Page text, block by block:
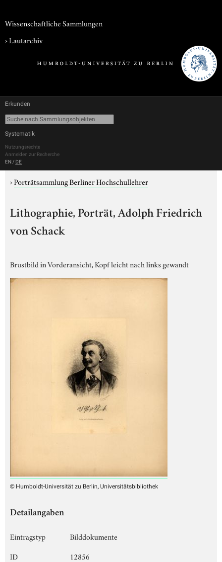
Wissenschaftliche Sammlungen
›Lautarchiv
Erkunden
Systematik
Nutzungsrechte
Anmelden zur Recherche
EN / DE
›Porträtsammlung Berliner Hochschullehrer
Lithographie, Porträt, Adolph Friedrich
von Schack
Brustbild in Vorderansicht, Kopf leicht nach links gewandt
© Humboldt-Universität zu Berlin, Universitätsbibliothek
Detailangaben
Eintragstyp
Bilddokumente
ID
12856